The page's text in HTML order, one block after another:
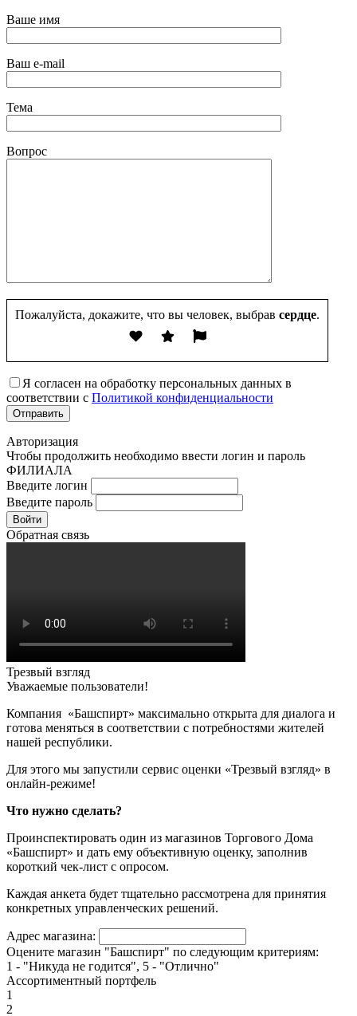
Ваше имя
Ваш e-mail
Тема
Вопрос
Пожалуйста, докажите, что вы человек, выбрав сердце.
Я согласен на обработку персональных данных в
соответствии с Политикой конфиденциальности
Авторизация
Чтобы продолжить необходимо ввести логин и пароль
ФИЛИАЛА
Введите логин
Введите пароль
Войти
Обратная связь
Трезвый взгляд
Уважаемые пользователи!
Компания «Башспирт» максимально открыта для диалога и
готова меняться в соответствии с потребностями жителей
нашей республики.
Для этого мы запустили сервис оценки «Трезвый взгляд» в
онлайн-режиме!
Что нужно сделать?
Проинспектировать один из магазинов Торгового Дома
«Башспирт» и дать ему объективную оценку, заполнив
короткий чек-лист с опросом.
Каждая анкета будет тщательно рассмотрена для принятия
конкретных управленческих решений.
Адрес магазина:
Оцените магазин "Башспирт" по следующим критериям:
1 - "Никуда не годится", 5 - "Отлично"
Ассортиментный портфель
1
2